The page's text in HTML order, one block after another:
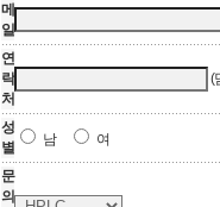
메
일
연
락
처
(
성
별
남 여
문
의